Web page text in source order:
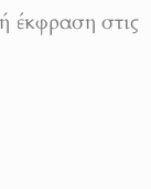
έκφραση στις